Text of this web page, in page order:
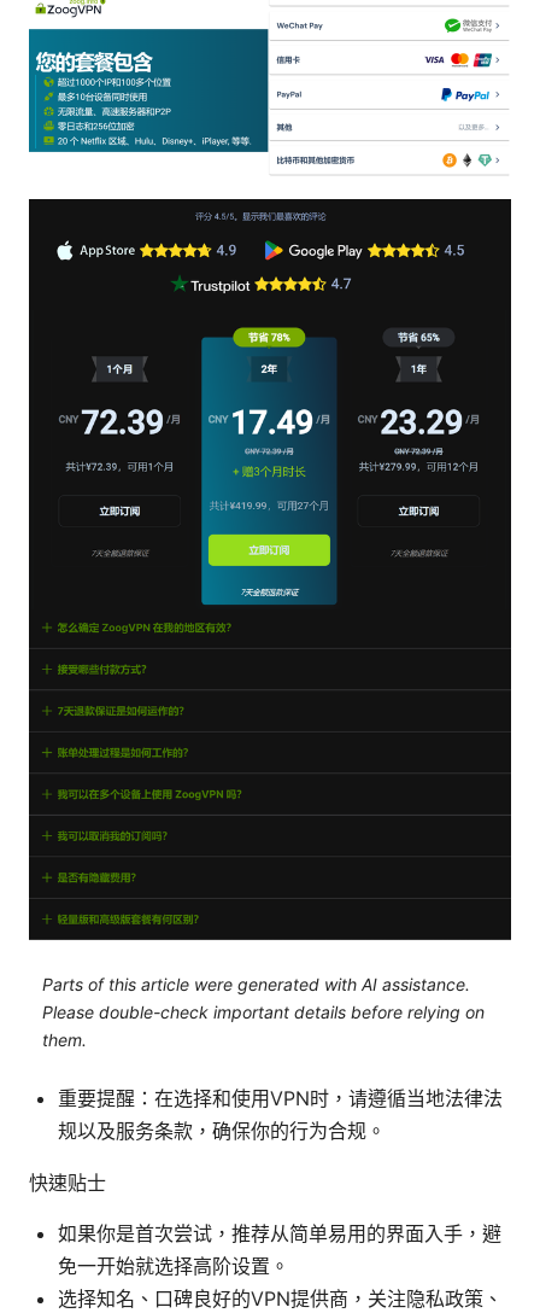
Parts of this article were generated with AI assistance.
Please double-check important details before relying on
them.
重要提醒：在选择和使用VPN时，请遵循当地法律法
规以及服务条款，确保你的行为合规。
快速贴士
如果你是首次尝试，推荐从简单易用的界面入手，避
免一开始就选择高阶设置。
选择知名、口碑良好的VPN提供商，关注隐私政策、